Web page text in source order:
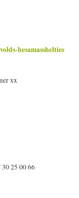
hesamasshelties
xx
25 00 66